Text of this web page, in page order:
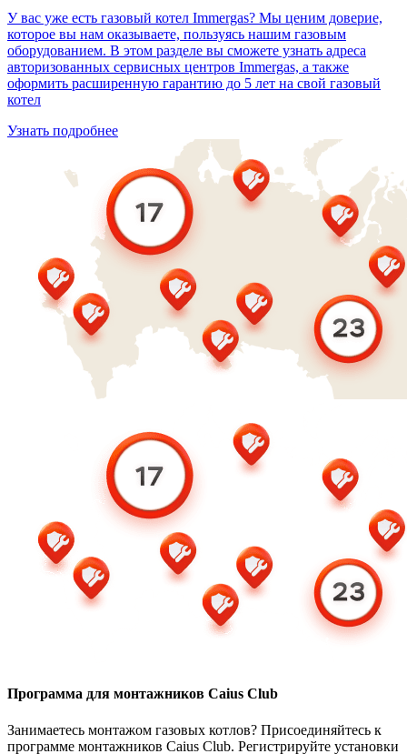
У вас уже есть газовый котел Immergas? Мы ценим доверие,
которое вы нам оказываете, пользуясь нашим газовым
оборудованием. В этом разделе вы сможете узнать адреса
авторизованных сервисных центров Immergas, а также
оформить расширенную гарантию до 5 лет на свой газовый
котел
Узнать подробнее
Программа для монтажников Caius Club
Занимаетесь монтажом газовых котлов? Присоединяйтесь к
программе монтажников Caius Club. Регистрируйте установки